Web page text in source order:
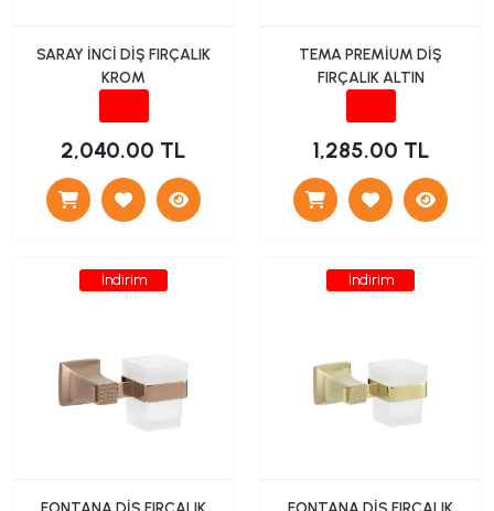
SARAY İNCİ DİŞ FIRÇALIK
KROM
2,040.00 TL
TEMA PREMİUM DİŞ
FIRÇALIK ALTIN
1,285.00 TL
İndirim İndirim